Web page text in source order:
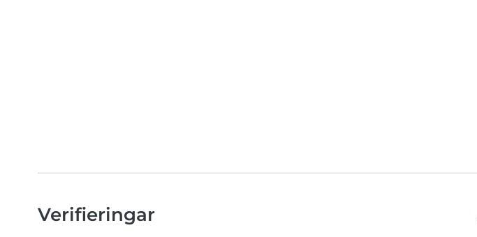
Verifieringar